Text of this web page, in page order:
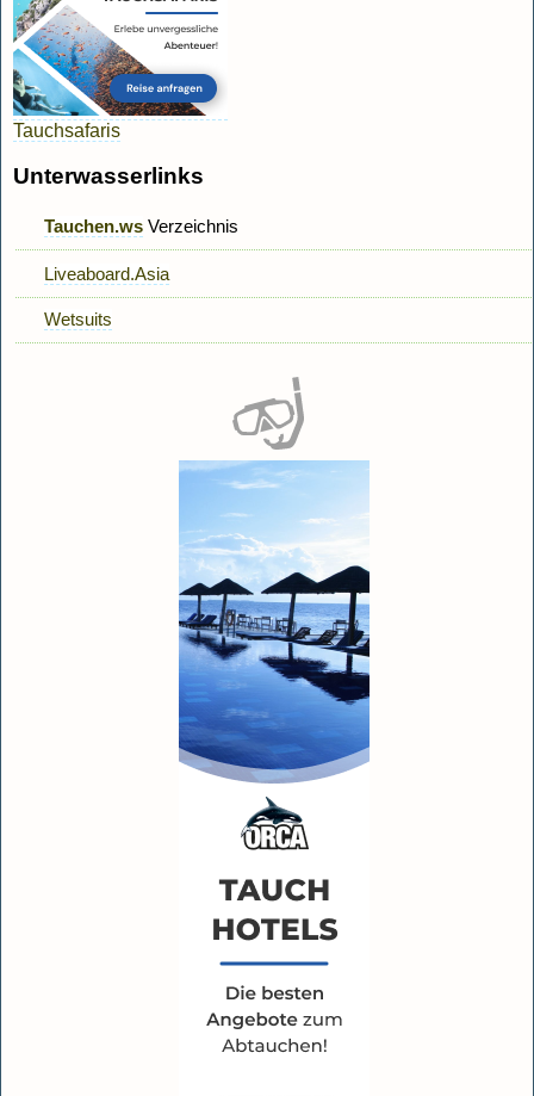
Tauchsafaris
Unterwasserlinks
Tauchen.ws Verzeichnis
Liveaboard.Asia
Wetsuits